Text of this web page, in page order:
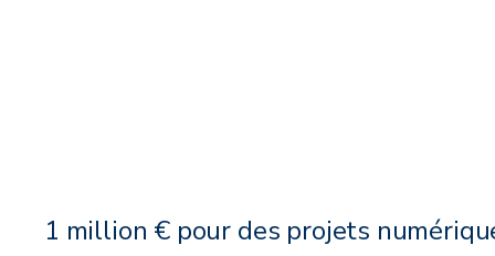
1 million € pour des projets